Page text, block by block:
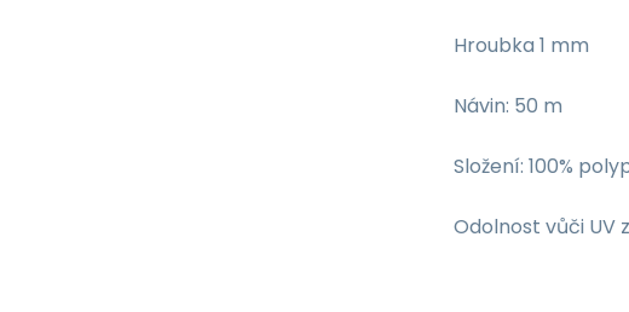
Hroubka 1 mm
Návin: 50 m
Složení: 100%
Odolnost vůči UV